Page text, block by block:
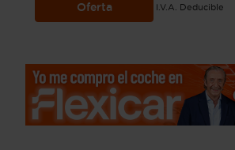
Oferta I.V.A. Deducible